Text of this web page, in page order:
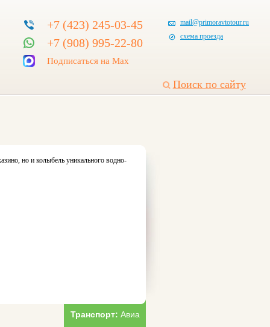
+7 (423) 245-03-45
+7 (908) 995-22-80
Подписаться на Max
mail@primoravtotour.ru
схема проезда
Поиск по сайту
но и колыбель уникального водно-
Транспорт: Авиа